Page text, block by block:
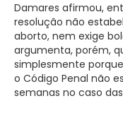
Damares afirmou,
resolução não
aborto, nem exige
argumenta, porém,
simplesmente
o Código Penal não
semanas no caso